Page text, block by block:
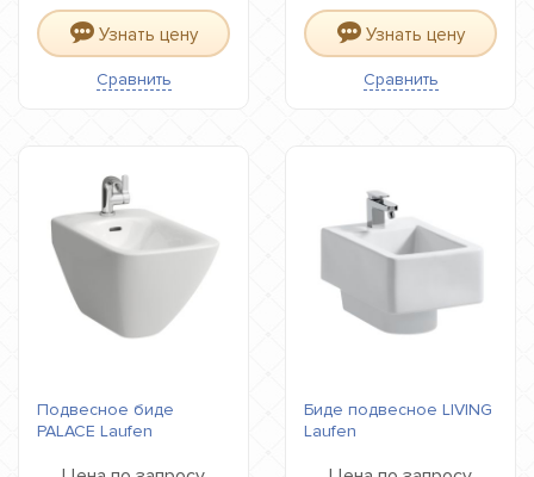
Узнать цену
Сравнить
Узнать цену
Сравнить
Подвесное биде
PALACE Laufen
Биде подвесное LIVING
Laufen